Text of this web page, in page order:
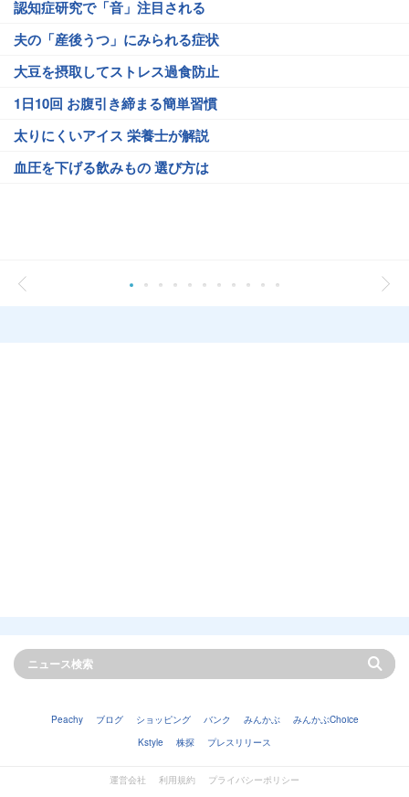
認知症研究で「音」注目される
夫の「産後うつ」にみられる症状
大豆を摂取してストレス過食防止
1日10回 お腹引き締まる簡単習慣
太りにくいアイス 栄養士が解説
血圧を下げる飲みもの 選び方は
Peachy ブログ ショッピング バンク みんかぶ
みんかぶChoice
Kstyle
株探 プレスリリース
運営会社 利用規約
プライバシーポリシー